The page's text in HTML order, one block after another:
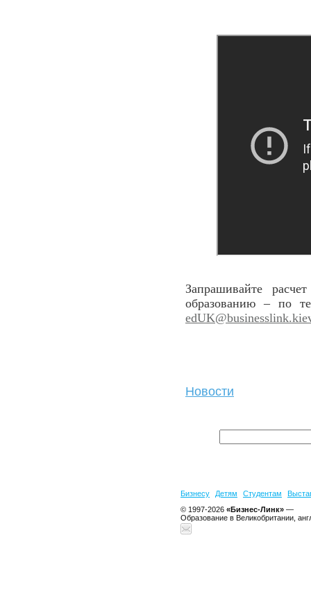
Запрашивайте
образованию – по
Новости
Бизнесу Детям Студентам
© 1997-2026 «Бизнес-Линк» —
Образование в Великобритании,